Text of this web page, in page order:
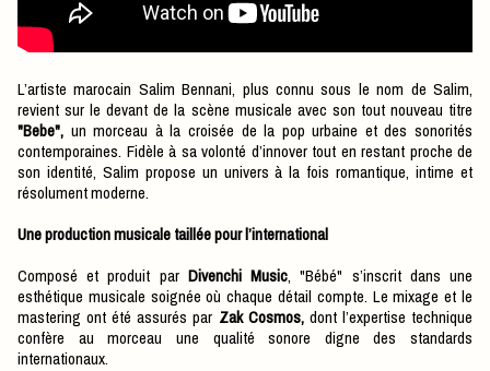
L’artiste marocain Salim Bennani, plus connu sous le nom de Salim,
revient sur le devant de la scène musicale avec son tout nouveau titre
"Bebe", un morceau à la croisée de la pop urbaine et des sonorités
contemporaines. Fidèle à sa volonté d’innover tout en restant proche de
son identité, Salim propose un univers à la fois romantique, intime et
résolument moderne.
Une production musicale taillée pour l’international
Composé et produit par Divenchi Music, "Bébé" s’inscrit dans une
esthétique musicale soignée où chaque détail compte. Le mixage et le
mastering ont été assurés par Zak Cosmos,dont l’expertise technique
confère au morceau une qualité sonore digne des standards
internationaux.